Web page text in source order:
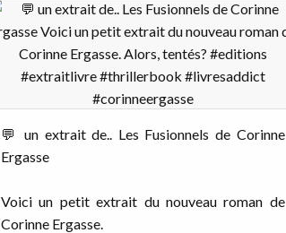
💬 un extrait de.. Les Fusionnels de Corinne
Ergasse
Voici un petit extrait du nouveau roman de
Corinne Ergasse.